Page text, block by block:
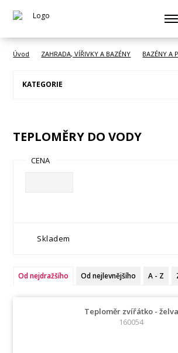
Úvod ZAHRADA, VÍŘIVKY A BAZÉNY BAZÉNY A
KATEGORIE
TEPLOMĚRY DO VODY
CENA
Skladem
Od nejdražšího Od nejlevnějšího A - Z
Teploměr zvířátko - želva
160054